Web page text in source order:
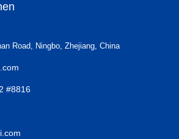
Road, Ningbo, Zhejiang, China
#8816